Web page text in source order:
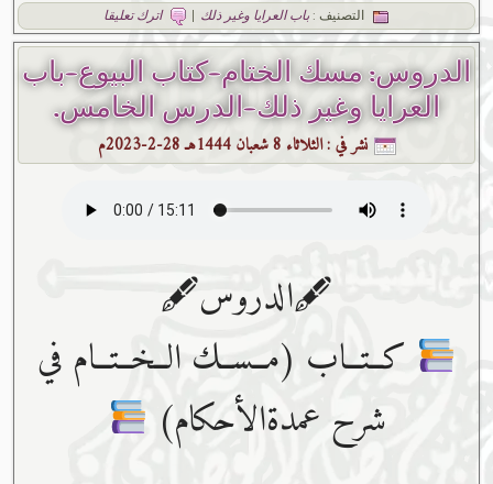
التصنيف :باب العرايا وغير ذلك | اترك تعليقا
الدروس: مسك الختام-كتاب البيوع-باب
العرايا وغير ذلك-الدرس الخامس.
نشر في :الثلاثاء 8 شعبان 1444هـ 28-2-2023م
🖋الدروس🖋
كــتــاب (مــســك الــخــتــام في
شرح عمدةالأحكام)